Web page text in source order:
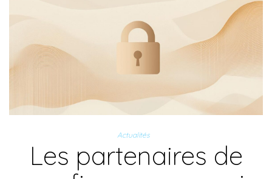
Actualités
Les partenaires de